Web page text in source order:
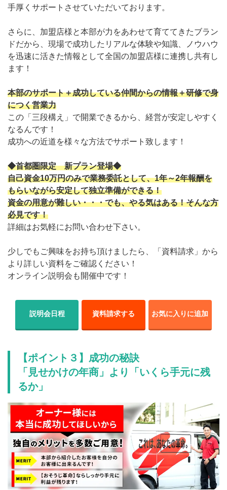
手厚くサポートさせていただいております。
さらに、加盟店様と本部が力をあわせて育ててきたブラン
ドだから、現場で成功したリアルな体験や知識、ノウハウ
を迅速に活きた情報として全国の加盟店様に連携し共有し
ます！
本部のサポート＋成功している仲間からの情報＋研修で身
につく営業力
この「三段構え」で開業できるから、経営が安定しやすく
なるんです！
成功への近道を様々な方法でサポート致します！
◆首都圏限定 新プラン登場◆
自己資金10万円のみで業務委託として、1年～2年報酬を
もらいながら安定して独立準備ができる！
資金の用意が難しい・・・でも、やる気はある！そんな方
必見です！
詳細はお気軽にお問い合わせ下さい。
少しでもご興味をお持ち頂けましたら、「資料請求」から
より詳しい資料をご確認ください！
オンライン説明会も開催中です！
説明会日程 資料請求する お気に入りに追加
【ポイント３】成功の秘訣
「見せかけの年商」より「いくら手元に残
るか」